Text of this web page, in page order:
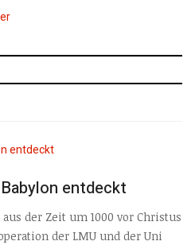
entdeckt
der Zeit um 1000 vor Christus
der LMU und der Uni